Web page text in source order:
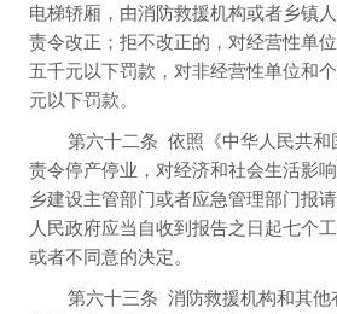
电梯轿厢，由消防救援机构或者乡镇
责令改正；拒不改正的，对经营性单
五千元以下罚款，对非经营性单位和
元以下罚款。
第六十二条 依照《中华人民共和
责令停产停业，对经济和社会生活影
乡建设主管部门或者应急管理部门报
人民政府应当自收到报告之日起七个
或者不同意的决定。
第六十三条 消防救援机构和其